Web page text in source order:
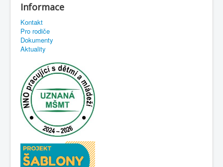
Informace
Kontakt
Pro rodiče
Dokumenty
Aktuality